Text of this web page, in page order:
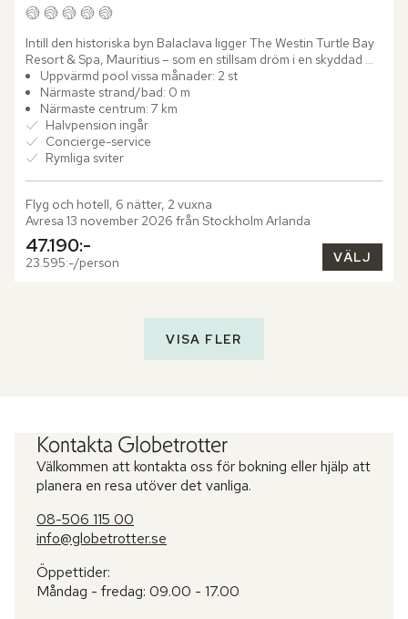
Intill den historiska byn Balaclava ligger The Westin Turtle Bay
Resort & Spa, Mauritius – som en stillsam dröm i en skyddad
lagun. Här blickar du ut över det marina reservatet...
Uppvärmd pool vissa månader: 2 st
Närmaste strand/bad: 0 m
Närmaste centrum: 7 km
Halvpension ingår
Concierge-service
Rymliga sviter
Flyg och hotell, 6 nätter, 2 vuxna
Avresa 13 november 2026 från Stockholm Arlanda
47.190:-
23.595:-/person VÄLJ
VISA FLER
Kontakta Globetrotter
Välkommen att kontakta oss för bokning eller hjälp att
planera en resa utöver det vanliga.
08-506 115 00
info@globetrotter.se
Öppettider:
Måndag - fredag: 09.00 - 17.00